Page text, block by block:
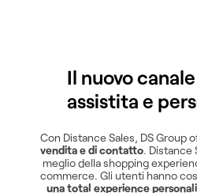
Il nuovo
assistita e
Con Distance Sales, DS Group
vendita e di contatto. Distance
meglio della shopping
commerce. Gli utenti hanno
una total experience